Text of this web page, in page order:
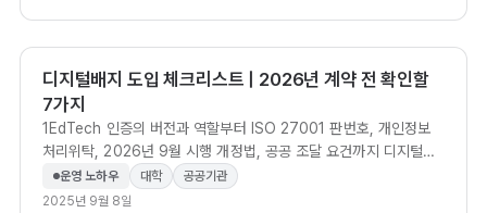
디지털배지 도입 체크리스트 | 2026년 계약 전 확인할
7가지
1EdTech 인증의 버전과 역할부터 ISO 27001 판번호, 개인정보
처리위탁, 2026년 9월 시행 개정법, 공공 조달 요건까지 디지털배
지 솔루션 계약 전 확인할 7가지를 정리했습니다.
운영 노하우 대학
공공기관
2025년 9월 8일